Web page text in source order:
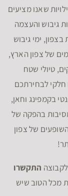
שאנו מציעים
גיבוש והעצמה
ימי גיבוש
של צפון הארץ,
טיולי שטח
חלקי לבחירתכם
בקמפינג וחאן,
בהפקה של
של צפון
התקשרו
מכל הטוב שיש